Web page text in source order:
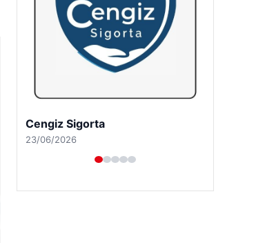
Hastaş Beton
26/05/2026